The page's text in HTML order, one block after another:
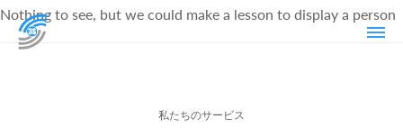
Nothing to see, but we could make a lesson to display a person
私たちのサービス